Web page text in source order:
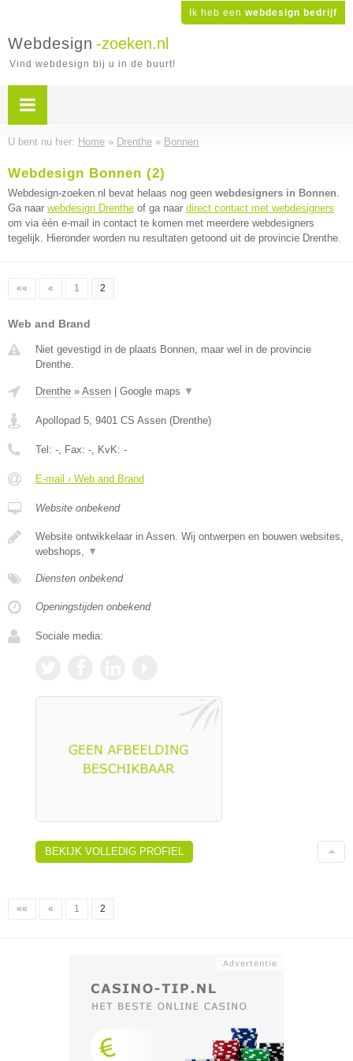
Ik heb een webdesign bedrijf
Webdesign -zoeken.nl
Vind webdesign bij u in de buurt!
U bent nu hier: Home » Drenthe » Bonnen
Webdesign Bonnen (2)
Webdesign-zoeken.nl bevat helaas nog geen webdesigners in Bonnen.
Ga naar webdesign Drenthe of ga naar direct contact met webdesigners
om via één e-mail in contact te komen met meerdere webdesigners
tegelijk. Hieronder worden nu resultaten getoond uit de provincie Drenthe.
«« « 1 2
Web and Brand
Niet gevestigd in de plaats Bonnen, maar wel in de provincie
Drenthe.
Drenthe » Assen Google maps ▼
Apollopad 5, 9401 CS Assen (Drenthe)
Tel: -, Fax: -, KvK: -
E-mail › Web and Brand
Website onbekend
Website ontwikkelaar in Assen. Wij ontwerpen en bouwen websites,
webshops, ▼
Diensten onbekend
Openingstijden onbekend
Sociale media:
BEKIJK VOLLEDIG PROFIEL
«« « 1 2